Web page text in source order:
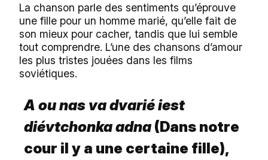
La chanson parle des sentiments qu’éprouve
une fille pour un homme marié, qu’elle fait de
son mieux pour cacher, tandis que lui semble
tout comprendre. L’une des chansons d’amour
les plus tristes jouées dans les films
soviétiques.
A ou nas va dvarié iest
diévtchonka adna (Dans notre
cour il y a une certaine fille),